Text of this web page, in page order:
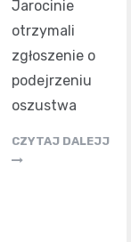
Jarocinie
otrzymali
zgłoszenie o
podejrzeniu
oszustwa
CZYTAJ DALEJJ